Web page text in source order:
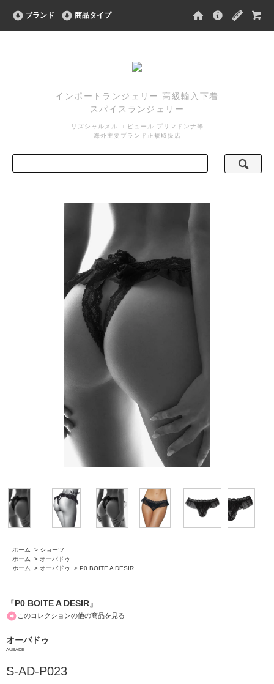
ブランド 商品タイプ
インポートランジェリー 高級輸入下着
スパイスランジェリー
リズシャルメル,エピュール,プリマドンナ等
海外主要ブランド正規取扱店
ホーム > ショーツ
ホーム
> オーバドゥ
ホーム
> オーバドゥ > P0 BOITE A DESIR
『P0 BOITE A DESIR』
このコレクションの他の商品を見る
オーバドゥ
AUBADE
S-AD-P023